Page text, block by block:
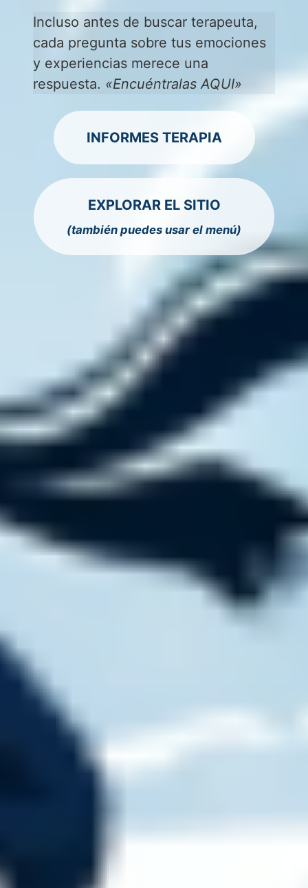
Incluso antes de buscar terapeuta,
cada pregunta sobre tus emociones
y experiencias merece una
respuesta. «Encuéntralas AQUI»
INFORMES TERAPIA
EXPLORAR EL SITIO
(también puedes usar el menú)